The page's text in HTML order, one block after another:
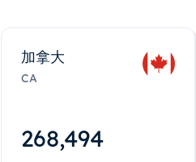
加拿大
CA
268,495